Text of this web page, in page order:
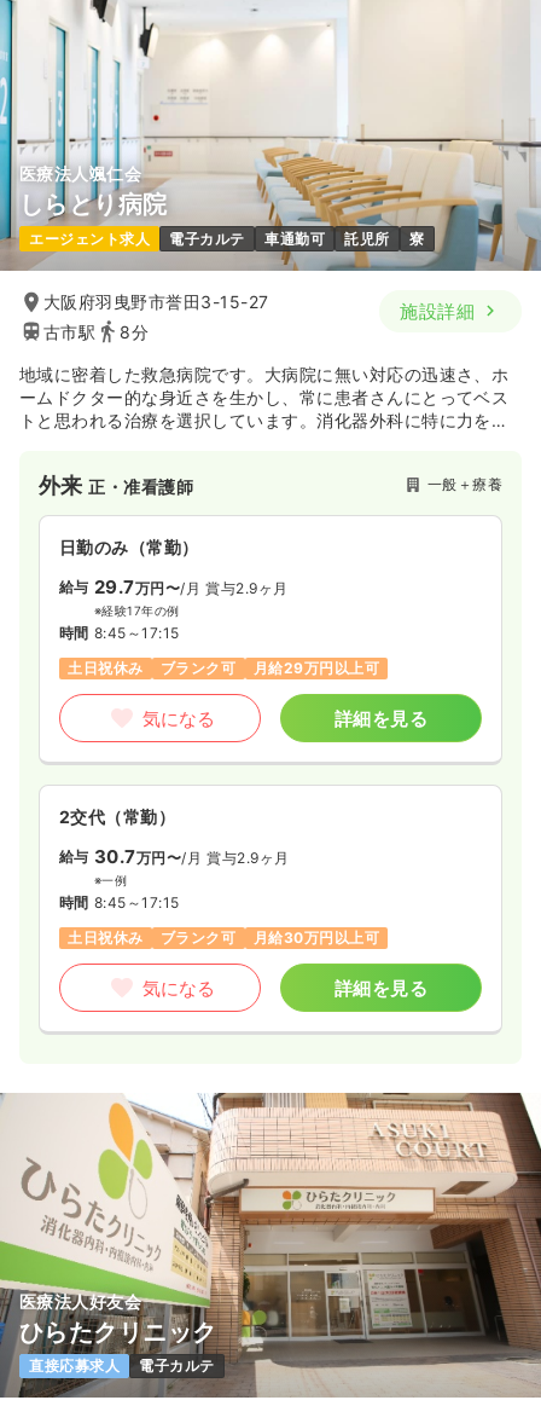
医療法人颯仁会
しらとり病院
エージェント求人 電子カルテ 車通勤可 託児所 寮
大阪府羽曳野市誉田3-15-27
古市駅
8分
施設詳細
地域に密着した救急病院です。大病院に無い対応の迅速さ、ホ
ームドクター的な身近さを生かし、常に患者さんにとってベス
トと思われる治療を選択しています。消化器外科に特に力をい
外来正・准看護師 一般＋療養
日勤のみ（常勤）
給与 29.7万円〜/月 賞与2.9ヶ月
※経験17年の例
時間 8:45～17:15
土日祝休み
ブランク可 月給29万円以上可
気になる 詳細を見る
2交代（常勤）
給与 30.7万円〜/月 賞与2.9ヶ月
※一例
時間 8:45～17:15
土日祝休み
ブランク可 月給30万円以上可
気になる 詳細を見る
医療法人好友会
ひらたクリニック
直接応募求人 電子カルテ